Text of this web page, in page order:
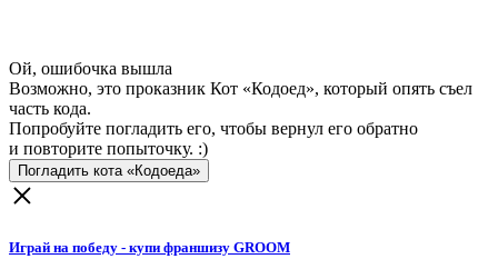
Ой, ошибочка вышла
Возможно, это проказник Кот «Кодоед», который опять съел
часть кода.
Попробуйте погладить его, чтобы вернул его обратно
и повторите попыточку. :)
Погладить кота «Кодоеда»
Играй на победу - купи франшизу GROOM